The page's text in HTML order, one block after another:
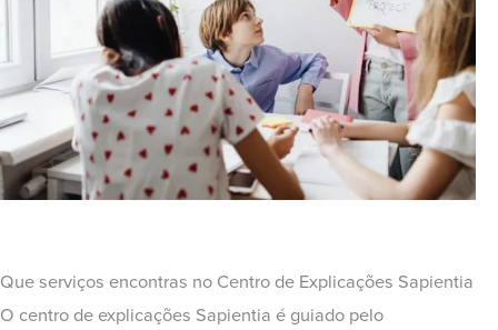
Que serviços encontras no Centro de Explicações Sapientia
O centro de explicações Sapientia é guiado pelo